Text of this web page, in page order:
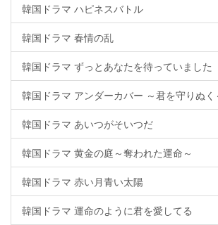
韓国ドラマ ハピネスバトル
韓国ドラマ 春情の乱
韓国ドラマ ずっとあなたを待っていました
韓国ドラマ アンダーカバー ～君を守りぬく
韓国ドラマ あいつがそいつだ
韓国ドラマ 黄金の庭～奪われた運命～
韓国ドラマ 赤い月青い太陽
韓国ドラマ 運命のように君を愛してる